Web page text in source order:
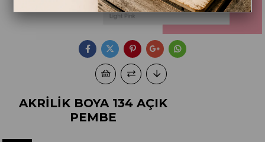
AKRİLİK BOYA 134 AÇIK
PEMBE